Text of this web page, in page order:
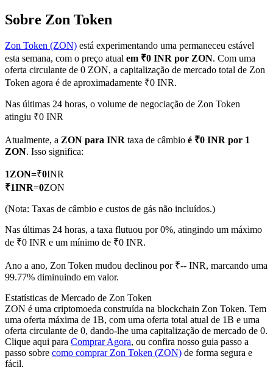
Futuros COIN-M
Futuros de criptomoeda
TradFi
Futuros usando USDC como garantia
Sobre Zon Token
Zon Token (ZON) está experimentando uma permaneceu estável
esta semana, com o preço atual em ₹0 INR por ZON. Com uma
oferta circulante de 0 ZON, a capitalização de mercado total de Zon
Token agora é de aproximadamente ₹0 INR.
Nas últimas 24 horas, o volume de negociação de Zon Token
atingiu ₹0 INR
Atualmente, a ZON para INR taxa de câmbio é ₹0 INR por 1
ZON. Isso significa:
1ZON=₹0INR
₹1INR=0ZON
(Nota: Taxas de câmbio e custos de gás não incluídos.)
Nas últimas 24 horas, a taxa flutuou por 0%, atingindo um máximo
de ₹0 INR e um mínimo de ₹0 INR.
Ano a ano, Zon Token mudou declinou por ₹-- INR, marcando uma
99.77% diminuindo em valor.
Estatísticas de Mercado de Zon Token
ZON é uma criptomoeda construída na blockchain Zon Token. Tem
uma oferta máxima de 1B, com uma oferta total atual de 1B e uma
oferta circulante de 0, dando-lhe uma capitalização de mercado de 0.
Clique aqui para Comprar Agora, ou confira nosso guia passo a
passo sobre como comprar Zon Token (ZON) de forma segura e
fácil.